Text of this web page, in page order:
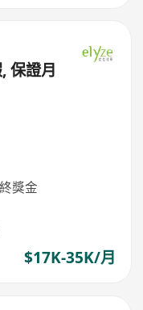
保證月
獎金
$17K-35K/月